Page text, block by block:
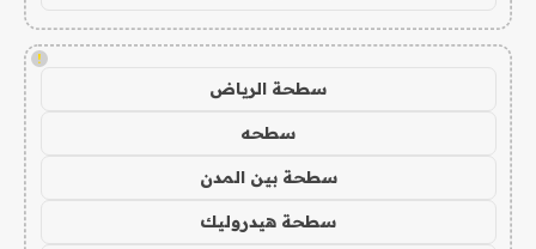
!
سطحة الرياض
سطحه
سطحة بين المدن
سطحة هيدروليك